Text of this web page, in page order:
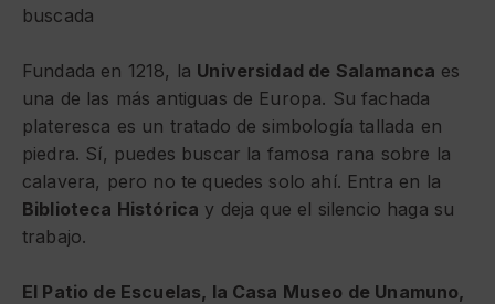
buscada
Fundada en 1218, la Universidad de Salamanca es
una de las más antiguas de Europa. Su fachada
plateresca es un tratado de simbología tallada en
piedra. Sí, puedes buscar la famosa rana sobre la
calavera, pero no te quedes solo ahí. Entra en la
Biblioteca Histórica y deja que el silencio haga su
trabajo.
El Patio de Escuelas, la Casa Museo de Unamuno,